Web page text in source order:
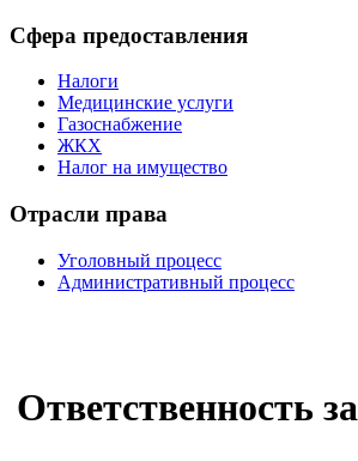
Сфера предоставления
Налоги
Медицинские услуги
Газоснабжение
ЖКХ
Налог на имущество
Отрасли права
Уголовный процесс
Административный процесс
Ответственность